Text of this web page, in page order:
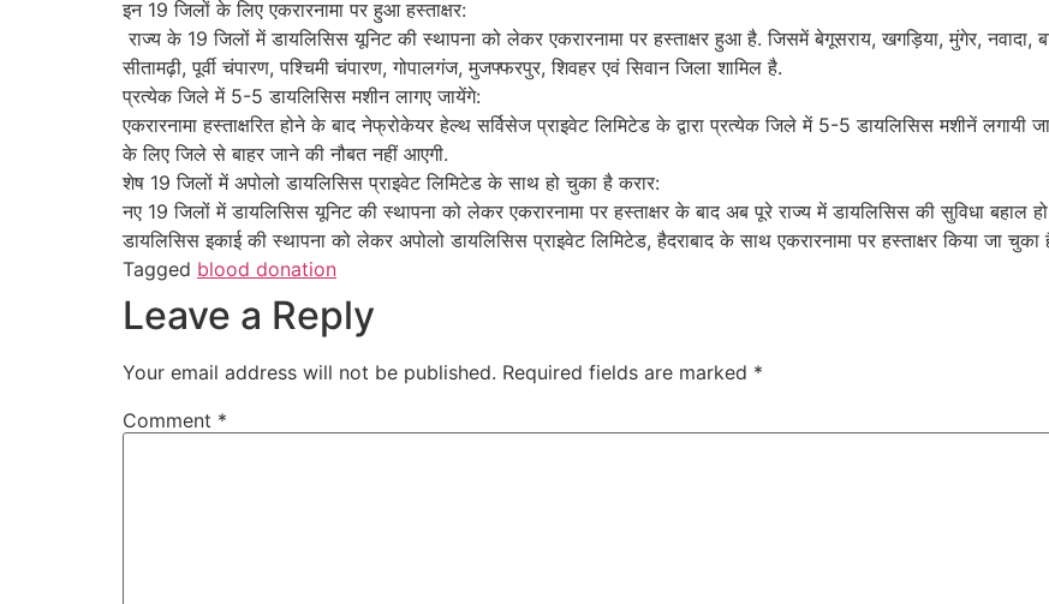
इन 19 जिलों के लिए एकरारनामा पर हुआ हस्ताक्षर:
राज्य के 19 जिलों में डायलिसिस यूनिट की स्थापना को लेकर एकरारनामा पर हस्ताक्षर हुआ है. जिसमें बेगूसराय, खगड़िया, मुंगेर, नवादा,
सीतामढ़ी, पूर्वी चंपारण, पश्चिमी चंपारण, गोपालगंज, मुजफ्फरपुर, शिवहर एवं सिवान जिला शामिल है.
प्रत्येक जिले में 5-5 डायलिसिस मशीन लागए जायेंगे:
एकरारनामा हस्ताक्षरित होने के बाद नेफ्रोकेयर हेल्थ सर्विसेज प्राइवेट लिमिटेड के द्वारा प्रत्येक जिले में 5-5 डायलिसिस मशीनें
के लिए जिले से बाहर जाने की नौबत नहीं आएगी.
शेष 19 जिलों में अपोलो डायलिसिस प्राइवेट लिमिटेड के साथ हो चुका है करार:
नए 19 जिलों में डायलिसिस यूनिट की स्थापना को लेकर एकरारनामा पर हस्ताक्षर के बाद अब पूरे राज्य में डायलिसिस की सुविधा
डायलिसिस इकाई की स्थापना को लेकर अपोलो डायलिसिस प्राइवेट लिमिटेड, हैदराबाद के साथ एकरारनामा पर हस्ताक्षर किया जा चुका
Tagged blood donation
Leave a Reply
Your email address will not be published. Required fields are marked *
Comment *